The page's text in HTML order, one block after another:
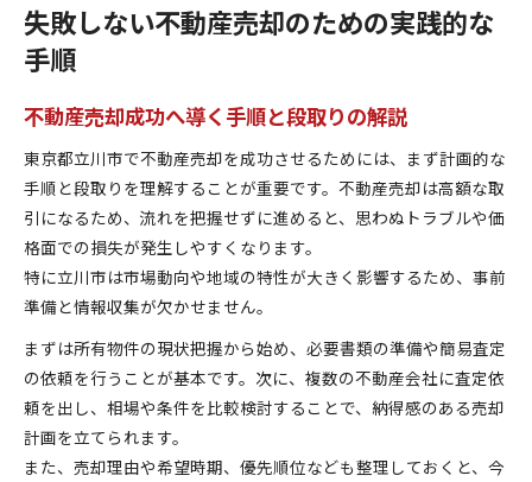
失敗しない不動産売却のための実践的な
手順
不動産売却成功へ導く手順と段取りの解説
東京都立川市で不動産売却を成功させるためには、まず計画的な
手順と段取りを理解することが重要です。不動産売却は高額な取
引になるため、流れを把握せずに進めると、思わぬトラブルや価
格面での損失が発生しやすくなります。
特に立川市は市場動向や地域の特性が大きく影響するため、事前
準備と情報収集が欠かせません。
まずは所有物件の現状把握から始め、必要書類の準備や簡易査定
の依頼を行うことが基本です。次に、複数の不動産会社に査定依
頼を出し、相場や条件を比較検討することで、納得感のある売却
計画を立てられます。
また、売却理由や希望時期、優先順位なども整理しておくと、今